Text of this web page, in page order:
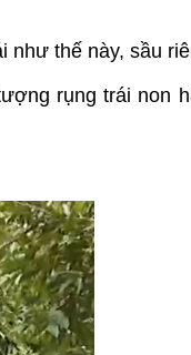
thế này, sầu
rụng trái non